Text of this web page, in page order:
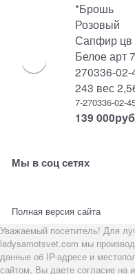
*Брошь
Розовый
Сапфир цв
Белое арт
270336-02-
243 вес
7-270336-02-
139 000
Мы в соц сетях
Полная версия сайта
Уважаемый посетитель! Для
ladysamotsvet.com мы
данные об IP-адресе и
сайтом, Вы даете согласие на